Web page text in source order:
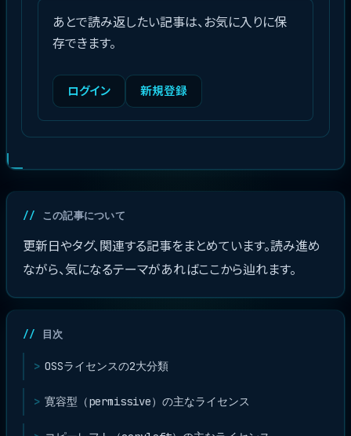
あとで読み返したい記事は、お気に入りに保
存できます。
ログイン 新規登録
この記事について
更新日やタグ、関連する記事をまとめています。読み進め
ながら、気になるテーマがあればここから辿れます。
目次
OSSライセンスの2大分類
寛容型（permissive）の主なライセンス